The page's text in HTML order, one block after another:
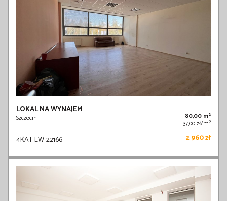
LOKAL NA WYNAJEM
Szczecin 80,00 m2
37,00 zł/m2
4KAT-LW-22166 2 960 zł